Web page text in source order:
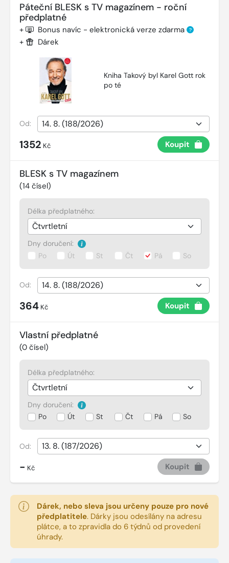
Páteční BLESK s TV magazínem - roční
předplatné
+ Bonus navíc - elektronická verze zdarma ?
+ Dárek
Kniha Takový byl Karel Gott rok
po té
Od:
1352 Kč Koupit
BLESK s TV magazínem
(14 čísel)
Délka předplatného:
Dny doručení:
Po
Út St Čt Pá So
Od:
364 Kč Koupit
Vlastní předplatné
(0 čísel)
Délka předplatného:
Dny doručení:
Po
Út St Čt Pá So
Od:
- Kč Koupit
Dárek, nebo sleva jsou určeny pouze pro nové
předplatitele. Dárky jsou odesílány na adresu
plátce, a to zpravidla do 6 týdnů od provedení
úhrady.